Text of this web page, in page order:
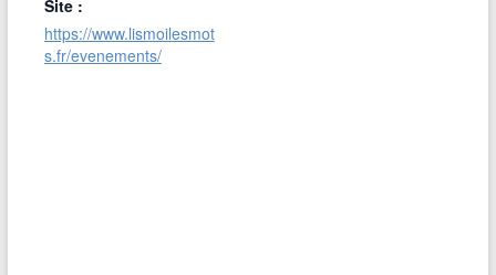
Site :
https://www.lismoilesmot
s.fr/evenements/